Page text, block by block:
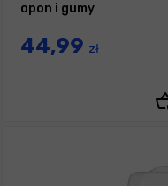
opon i gumy
44,99 zł